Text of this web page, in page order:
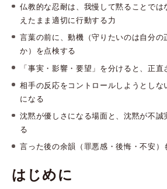
仏教的な忍耐は、我慢して黙ることでは
えたまま適切に行動する力
言葉の前に、動機（守りたいのは自分の
か）を点検する
「事実・影響・要望」を分けると、正
相手の反応をコントロールしようとしな
になる
沈黙が優しさになる場面と、沈黙が不誠
る
言った後の余韻（罪悪感・後悔・不安）
はじめに